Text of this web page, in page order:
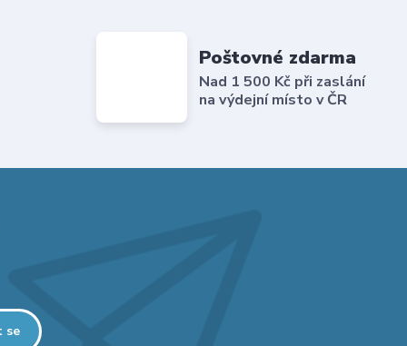
Poštovné zdarma
Nad 1 500 Kč při zaslání
na výdejní místo v ČR
se